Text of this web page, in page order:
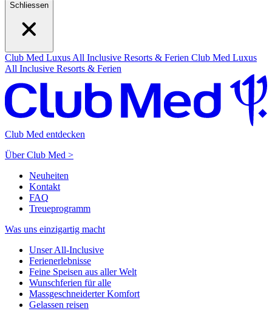
Schliessen
Club Med Luxus All Inclusive Resorts & Ferien Club Med Luxus
All Inclusive Resorts & Ferien
Club Med entdecken
Über Club Med >
Neuheiten
Kontakt
FAQ
Treueprogramm
Was uns einzigartig macht
Unser All-Inclusive
Ferienerlebnisse
Feine Speisen aus aller Welt
Wunschferien für alle
Massgeschneiderter Komfort
Gelassen reisen